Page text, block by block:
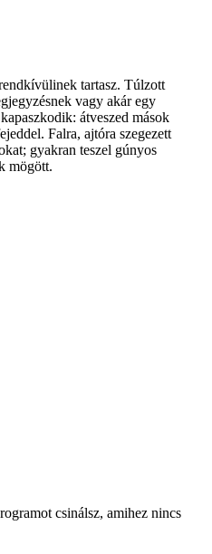
tartasz. Túlzott
vagy akár egy
átveszed mások
Falra, ajtóra szegezett
gyakran teszel gúnyos
mögött.
csinálsz, amihez nincs